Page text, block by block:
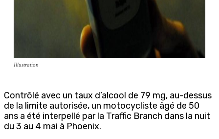
Illustration
Contrôlé avec un taux d’alcool de 79 mg, au-dessus
de la limite autorisée, un motocycliste âgé de 50
ans a été interpellé par la Traffic Branch dans la nuit
du 3 au 4 mai à Phoenix.